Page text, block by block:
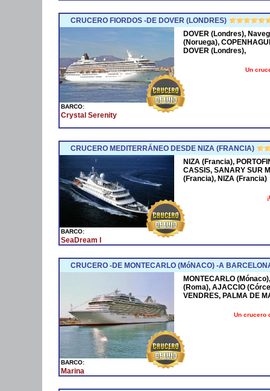
CRUCERO FIORDOS -DE DOVER (LONDRES)
BARCO:
Crystal Serenity
DOVER (Londres),
(Noruega),
DOVER (Londres),
Un
CRUCERO MEDITERRÁNEO DESDE NIZA (FRANCIA)
BARCO:
SeaDream I
NIZA (Francia),
CASSIS, SANARY SUR
(Francia), NIZA (Francia)
CRUCERO -DE MONTECARLO (MóNACO) -A
BARCO:
Marina
MONTECARLO
(Roma), AJACCIO
VENDRES, PALMA DE
Un crucero